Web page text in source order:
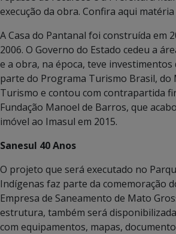
execução da obra. Confira aqui
A Casa do Pantanal foi construída em
2006. O Governo do Estado cedeu a
e a obra, na época, teve investimentos
parte do Programa Turismo Brasil, do
Turismo e contou com contrapartida
Fundação Manoel de Barros, que
imóvel ao Imasul em 2015.
Sanesul 40 Anos
O projeto que será executado no
Indígenas faz parte da comemoração
Empresa de Saneamento de Mato
estrutura, também será
com equipamentos, mapas,